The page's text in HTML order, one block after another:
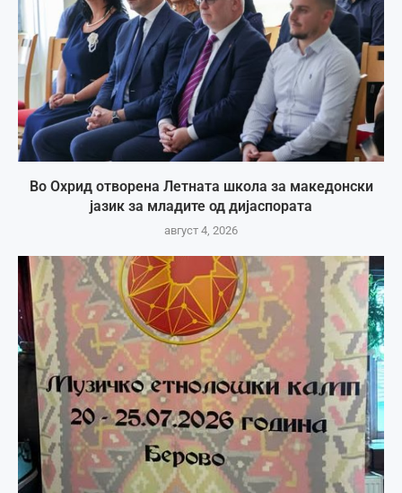
Во Охрид отворена Летната школа за македонски
јазик за младите од дијаспората
август 4, 2026